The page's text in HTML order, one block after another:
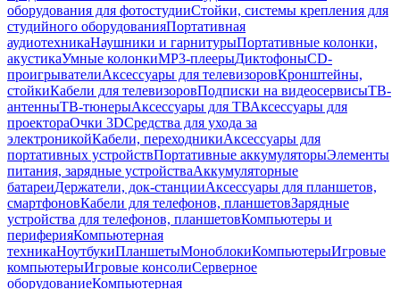
оборудования для фотостудииСтойки, системы крепления для
студийного оборудованияПортативная
аудиотехникаНаушники и гарнитурыПортативные колонки,
акустикаУмные колонкиMP3-плеерыДиктофоныCD-
проигрывателиАксессуары для телевизоровКронштейны,
стойкиКабели для телевизоровПодписки на видеосервисыТВ-
антенныТВ-тюнерыАксессуары для ТВАксессуары для
проектораОчки 3DСредства для ухода за
электроникойКабели, переходникиАксессуары для
портативных устройствПортативные аккумуляторыЭлементы
питания, зарядные устройстваАккумуляторные
батареиДержатели, док-станцииАксессуары для планшетов,
смартфоновКабели для телефонов, планшетовЗарядные
устройства для телефонов, планшетовКомпьютеры и
периферияКомпьютерная
техникаНоутбукиПланшетыМоноблокиКомпьютерыИгровые
компьютерыИгровые консолиСерверное
оборудованиеКомпьютерная